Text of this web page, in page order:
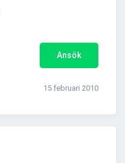
Ansök
15 februari 2010